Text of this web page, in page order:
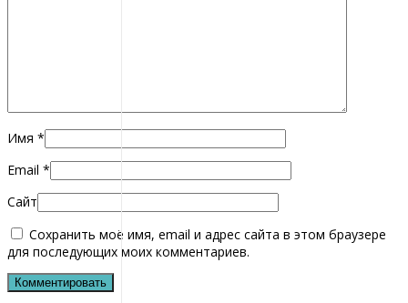
Имя *
Email *
Сайт
Сохранить моё имя, email и адрес сайта в этом браузере
для последующих моих комментариев.